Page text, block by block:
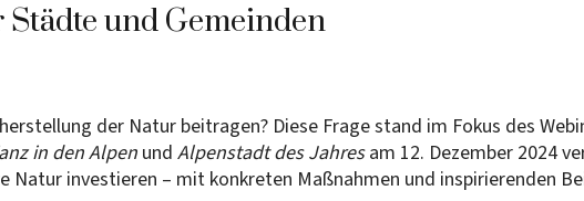
und Gemeinden
der Natur beitragen? Diese Frage stand im Fokus des
in den Alpen und Alpenstadt des Jahresam 12. Dezember 2024
Natur investieren – mit konkreten Maßnahmen und inspirierenden